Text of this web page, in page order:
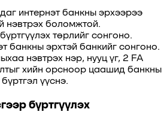
интернэт банкны эрхээрээ
нэвтрэх боломжтой.
төрлийг сонгоно.
банкны эрхтэй банкийг сонгоно.
нэвтрэх нэр, нууц үг, 2 FA
хийн орсноор цаашид банкны
үүснэ.
бүртгүүлэх